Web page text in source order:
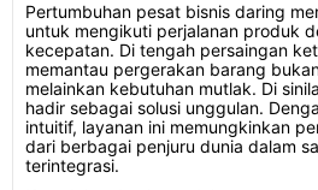
Pertumbuhan pesat bisnis daring
untuk mengikuti perjalanan produk
kecepatan. Di tengah persaingan
memantau pergerakan barang
melainkan kebutuhan mutlak. Di
hadir sebagai solusi unggulan.
intuitif, layanan ini memungkinkan
dari berbagai penjuru dunia dalam
terintegrasi.